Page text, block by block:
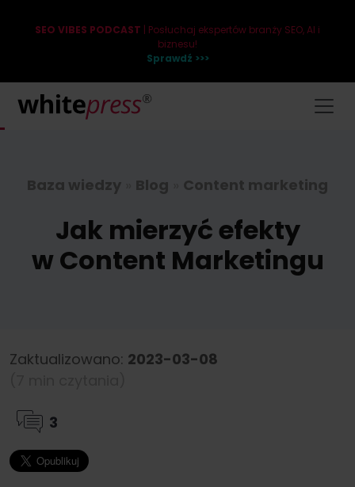
SEO VIBES PODCAST | Posłuchaj ekspertów branży SEO, AI i
biznesu!
Sprawdź >>>
Baza wiedzy Blog Content marketing
Jak mierzyć efekty
w Content Marketingu
Zaktualizowano: 2023-03-08
3